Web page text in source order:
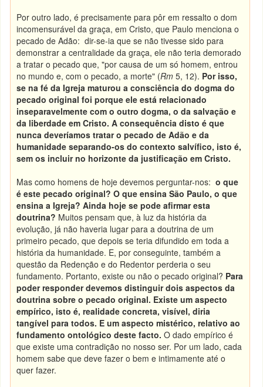
Por outro lado, é precisamente para pôr em ressalto o dom
incomensurável da graça, em Cristo, que Paulo menciona o
pecado de Adão: dir-se-ia que se não tivesse sido para
demonstrar a centralidade da graça, ele não teria demorado
a tratar o pecado que, "por causa de um só homem, entrou
no mundo e, com o pecado, a morte" (Rm 5, 12). Por isso,
se na fé da Igreja maturou a consciência do dogma do
pecado original foi porque ele está relacionado
inseparavelmente com o outro dogma, o da salvação e
da liberdade em Cristo. A consequência disto é que
nunca deveríamos tratar o pecado de Adão e da
humanidade separando-os do contexto salvífico, isto é,
sem os incluir no horizonte da justificação em Cristo.
Mas como homens de hoje devemos perguntar-nos:o que
é este pecado original? O que ensina São Paulo, o que
ensina a Igreja? Ainda hoje se pode afirmar esta
doutrina? Muitos pensam que, à luz da história da
evolução, já não haveria lugar para a doutrina de um
primeiro pecado, que depois se teria difundido em toda a
história da humanidade. E, por conseguinte, também a
questão da Redenção e do Redentor perderia o seu
fundamento. Portanto, existe ou não o pecado original? Para
poder responder devemos distinguir dois aspectos da
doutrina sobre o pecado original. Existe um aspecto
empírico, isto é, realidade concreta, visível, diria
tangível para todos. E um aspecto mistérico, relativo ao
fundamento ontológico deste facto. O dado empírico é
que existe uma contradição no nosso ser. Por um lado, cada
homem sabe que deve fazer o bem e intimamente até o
quer fazer.